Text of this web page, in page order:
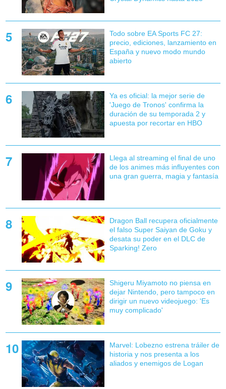
Todo sobre EA Sports FC 27:
precio, ediciones, lanzamiento en
España y nuevo modo mundo
abierto
Ya es oficial: la mejor serie de
'Juego de Tronos' confirma la
duración de su temporada 2 y
apuesta por recortar en HBO
Llega al streaming el final de uno
de los animes más influyentes con
una gran guerra, magia y fantasía
Dragon Ball recupera oficialmente
el falso Super Saiyan de Goku y
desata su poder en el DLC de
Sparking! Zero
Shigeru Miyamoto no piensa en
dejar Nintendo, pero tampoco en
dirigir un nuevo videojuego: 'Es
muy complicado'
Marvel: Lobezno estrena tráiler de
historia y nos presenta a los
aliados y enemigos de Logan